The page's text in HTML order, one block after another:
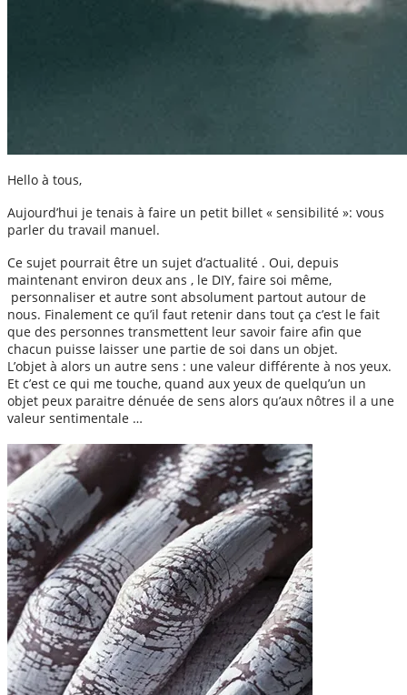
Hello à tous,
Aujourd’hui je tenais à faire un petit billet « sensibilité »: vous
parler du travail manuel.
Ce sujet pourrait être un sujet d’actualité . Oui, depuis
maintenant environ deux ans , le DIY, faire soi même,
personnaliser et autre sont absolument partout autour de
nous. Finalement ce qu’il faut retenir dans tout ça c’est le fait
que des personnes transmettent leur savoir faire afin que
chacun puisse laisser une partie de soi dans un objet.
L’objet à alors un autre sens : une valeur différente à nos yeux.
Et c’est ce qui me touche, quand aux yeux de quelqu’un un
objet peux paraitre dénuée de sens alors qu’aux nôtres il a une
valeur sentimentale …